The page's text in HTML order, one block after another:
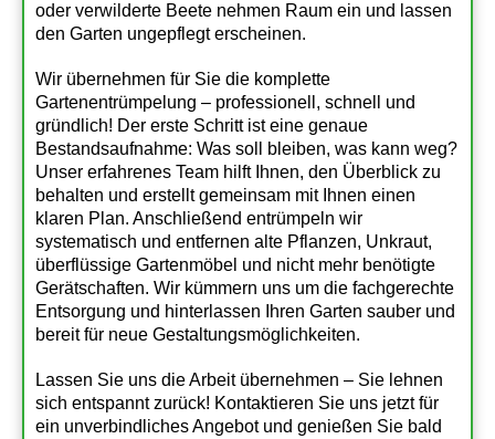
oder verwilderte Beete nehmen Raum ein und lassen
den Garten ungepflegt erscheinen.
Wir übernehmen für Sie die komplette
Gartenentrümpelung – professionell, schnell und
gründlich! Der erste Schritt ist eine genaue
Bestandsaufnahme: Was soll bleiben, was kann weg?
Unser erfahrenes Team hilft Ihnen, den Überblick zu
behalten und erstellt gemeinsam mit Ihnen einen
klaren Plan. Anschließend entrümpeln wir
systematisch und entfernen alte Pflanzen, Unkraut,
überflüssige Gartenmöbel und nicht mehr benötigte
Gerätschaften. Wir kümmern uns um die fachgerechte
Entsorgung und hinterlassen Ihren Garten sauber und
bereit für neue Gestaltungsmöglichkeiten.
Lassen Sie uns die Arbeit übernehmen – Sie lehnen
sich entspannt zurück! Kontaktieren Sie uns jetzt für
ein unverbindliches Angebot und genießen Sie bald